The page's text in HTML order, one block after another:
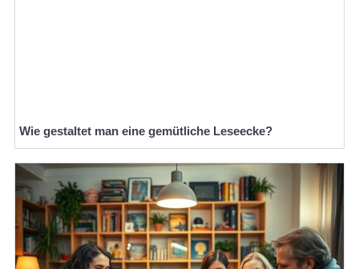
Wie gestaltet man eine gemütliche Leseecke?